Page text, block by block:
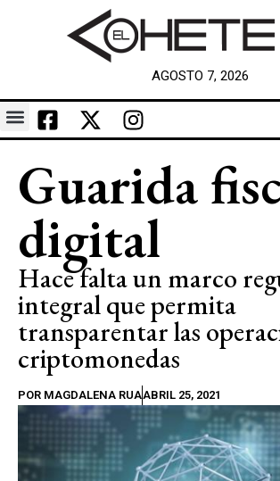
AGOSTO 7, 2026
Guarida
digital
Hace falta un marco
integral que permita
transparentar las
criptomonedas
POR MAGDALENA RUAABRIL 25, 2021